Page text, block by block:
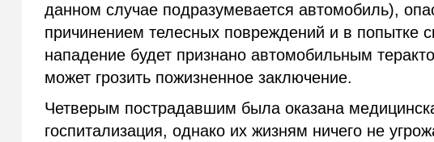
данном случае подразумевается автомобиль),
причинением телесных повреждений и в попытке
нападение будет признано автомобильным
может грозить пожизненное заключение.
Четверым пострадавшим была оказана
госпитализация, однако их жизням ничего не